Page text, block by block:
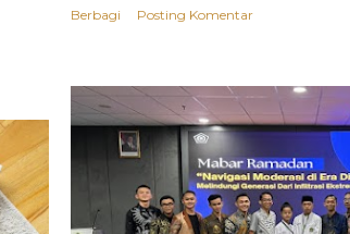
Berbagi Posting Komentar